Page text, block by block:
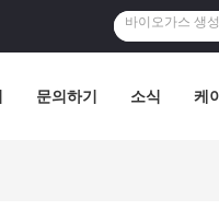
문의하기 소식 케